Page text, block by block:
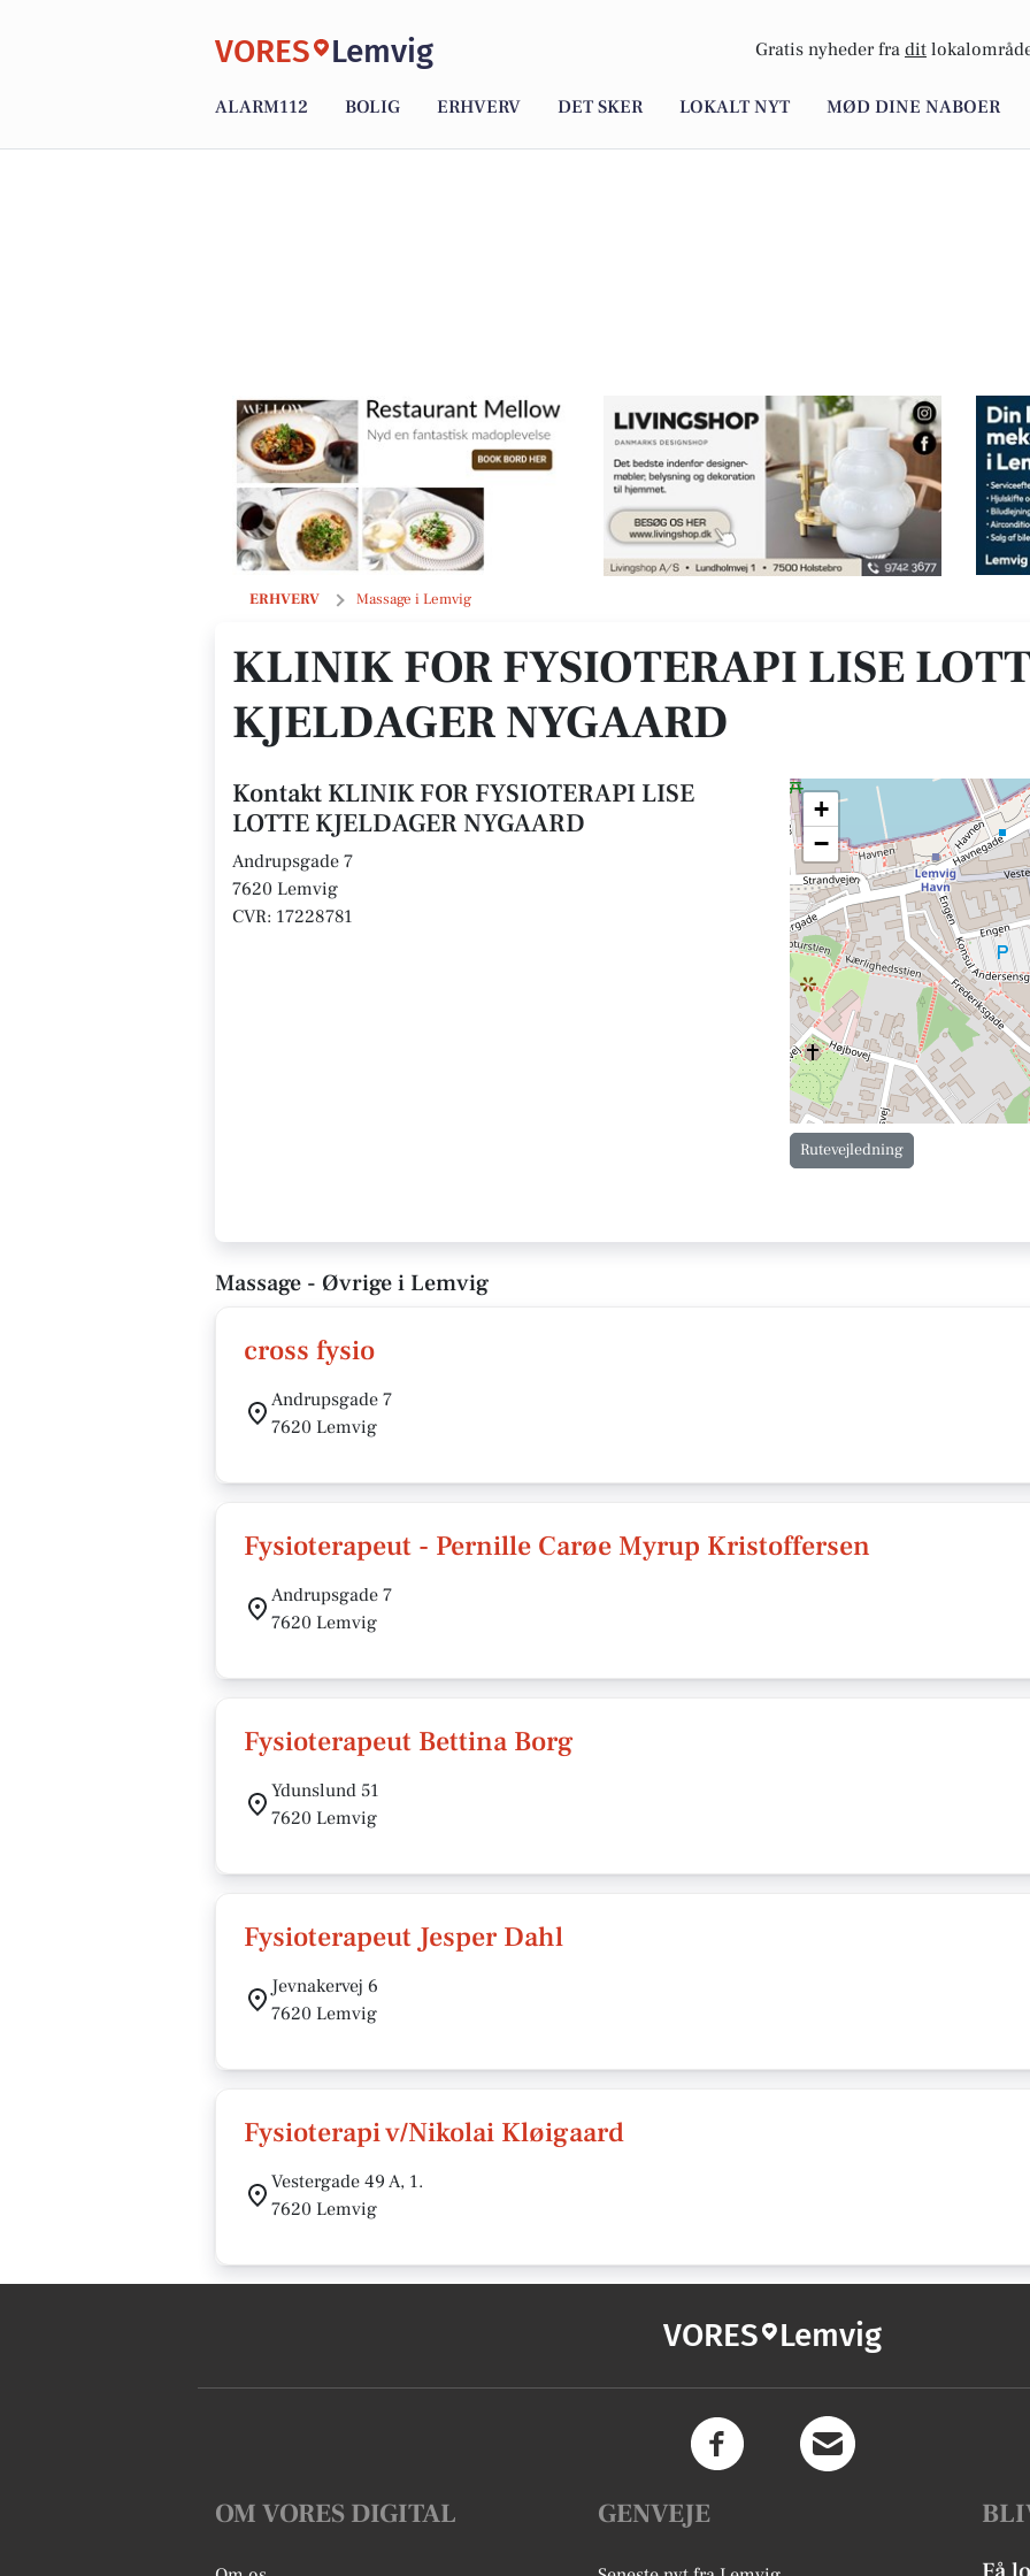
VORES Lemvig Gratis nyheder fra dit
ALARM112 BOLIG ERHVERV DET SKER LOKALT NYT MØD DINE NABOER
ERHVERV Massage i Lemvig
KLINIK FOR FYSIOTERAPI LISE LOTTE KJELDAGER NYGAARD
KLINIK FOR FYSIOTERAPI LISE
KJELDAGER NYGAARD
Kontakt KLINIK FOR FYSIOTERAPI LISE
LOTTE KJELDAGER NYGAARD
Andrupsgade 7
7620 Lemvig
CVR: 17228781
+
−
Rutevejledning
Massage - Øvrige i Lemvig
cross fysio
Andrupsgade 7
7620 Lemvig
Fysioterapeut - Pernille Carøe Myrup Kristoffersen
Andrupsgade 7
7620 Lemvig
Fysioterapeut Bettina Borg
Ydunslund 51
7620 Lemvig
Fysioterapeut Jesper Dahl
Jevnakervej 6
7620 Lemvig
Fysioterapi v/Nikolai Kløigaard
Vestergade 49 A, 1.
7620 Lemvig
VORES Lemvig
OM VORES DIGITAL GENVEJE